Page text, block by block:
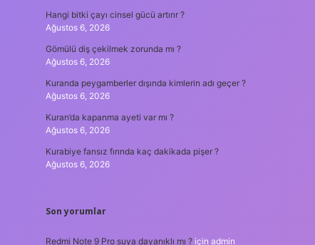
Hangi bitki çayı cinsel gücü artırır ?
Ağustos 6, 2026
Gömülü diş çekilmek zorunda mı ?
Ağustos 6, 2026
Kuranda peygamberler dışında kimlerin adı geçer ?
Ağustos 6, 2026
Kuran’da kapanma ayeti var mı ?
Ağustos 6, 2026
Kurabiye fansız fırında kaç dakikada pişer ?
Ağustos 6, 2026
Son yorumlar
Redmi Note 9 Pro suya dayanıklı mı ?için admin